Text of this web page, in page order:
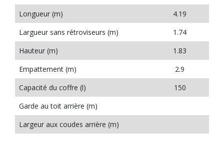
Longueur (m)
4.19
Largueur sans rétroviseurs (m)
1.74
Hauteur (m)
1.83
Empattement (m)
2.9
Capacité du coffre (l)
150
Garde au toit arrière (m)
Largeur aux coudes arrière (m)